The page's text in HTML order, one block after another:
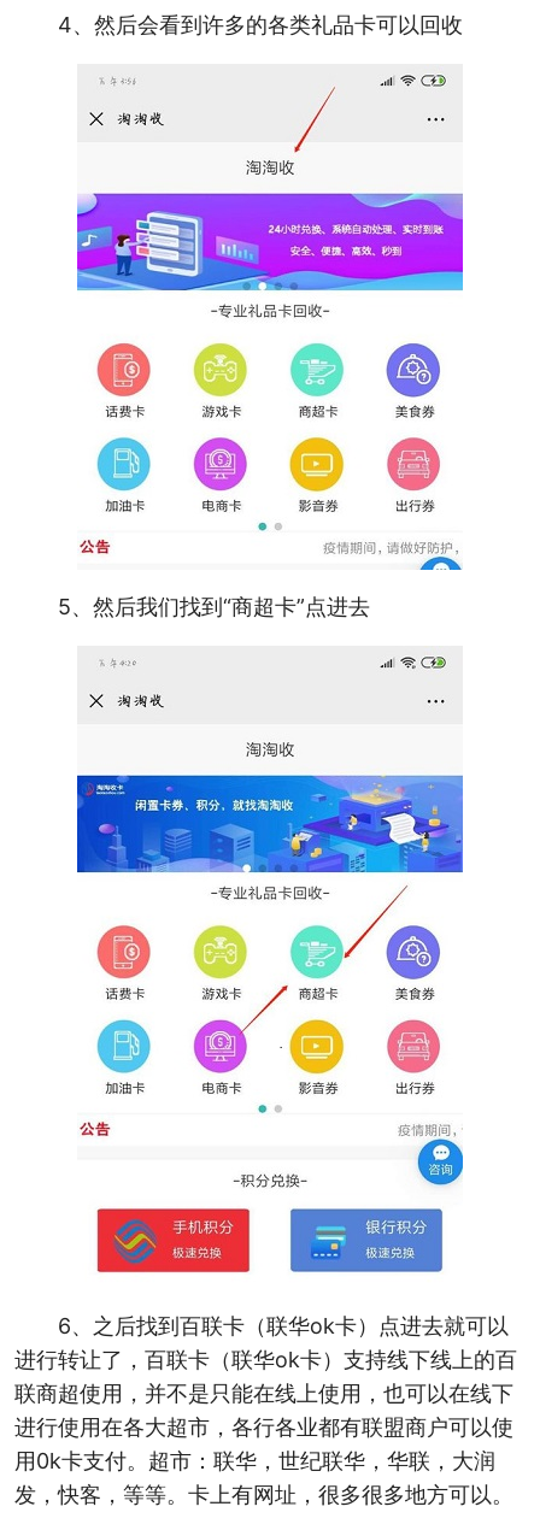
4、然后会看到许多的各类礼品卡可以回收
5、然后我们找到“商超卡”点进去
6、之后找到百联卡（联华ok卡）点进去就可以
进行转让了，百联卡（联华ok卡）支持线下线上的百
联商超使用，并不是只能在线上使用，也可以在线下
进行使用在各大超市，各行各业都有联盟商户可以使
用0k卡支付。超市：联华，世纪联华，华联，大润
发，快客，等等。卡上有网址，很多很多地方可以。